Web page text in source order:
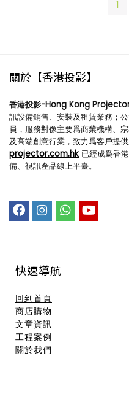
1
關於【香港投影】
香港投影-Hong Kong
訊設備銷售、安裝及租賃業務；
員，服務對像主要爲商業機構、
及高端創意行業，致力爲客戶提
projector.com.hk 已經成爲香
備、視訊產品線上平臺。
快速導航
回到首頁
商店購物
文章資訊
工程案例
關於我們